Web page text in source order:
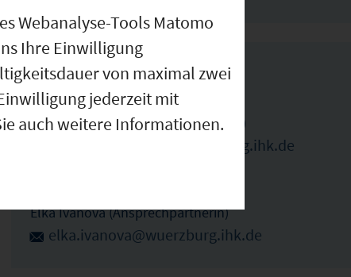
IHK Ansprechpartner
Benedikt Pfeuffer (Ansprechpartner)
benedikt.pfeuffer@wuerzburg.ihk.de
Elka Ivanova (Ansprechpartnerin)
elka.ivanova@wuerzburg.ihk.de
Webanalyse-Tools Matomo
Ihre Einwilligung
von maximal zwei
jederzeit mit
auch weitere Informationen.